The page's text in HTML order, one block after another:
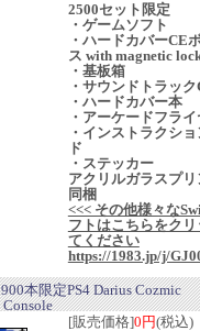
2500セット限定
・ゲームソフト
・ハードカバーCE
ス with magnetic
・基板箱
・サウンドトラック
・ハードカバー本
・アーケードフラ
・インストラクシ
ド
・ステッカー
アクリルガラスプリ
同梱
<<< その他様々な
フトはこちらをク
てください
https://1983.jp/j/
本限定PS4 Darius Cozmic
[販売価格]0円(税込)